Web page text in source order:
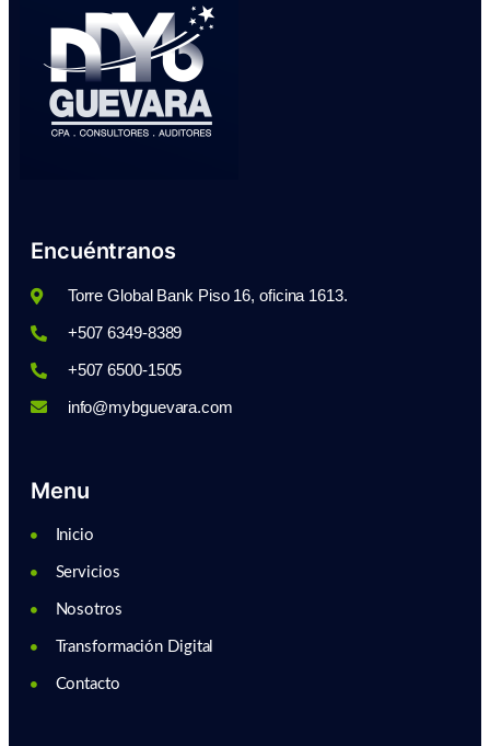
Encuéntranos
Torre Global Bank Piso 16, oficina 1613.
+507 6349-8389
+507 6500-1505
info@mybguevara.com
Menu
Inicio
Servicios
Nosotros
Transformación Digital
Contacto